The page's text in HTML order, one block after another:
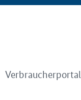
Verbraucherportal